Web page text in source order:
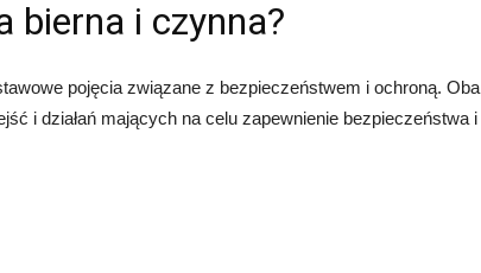
bierna i czynna?
pojęcia związane z bezpieczeństwem i ochroną. Oba
i działań mających na celu zapewnienie bezpieczeństwa i